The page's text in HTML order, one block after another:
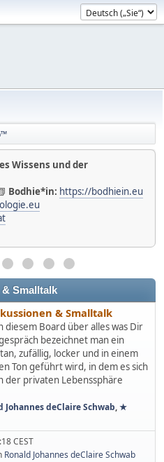
Wissens und der
Bodhie*in: https://bodhiein.eu
Smalltalk
& Smalltalk
diesem Board über alles was Dir
bezeichnet man ein
zufällig, locker und in einem
Ton geführt wird, in dem es sich
der privaten Lebenssphäre
Johannes deClaire Schwab,★
CEST
Ronald Johannes deClaire Schwab